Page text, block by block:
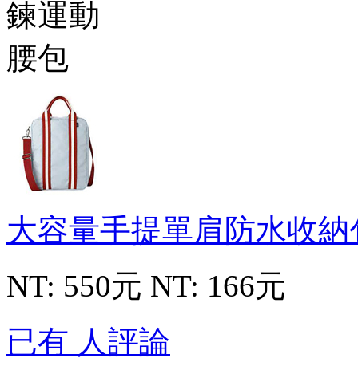
大容量手提單肩防水收
NT: 550元 NT: 166元
已有 人評論